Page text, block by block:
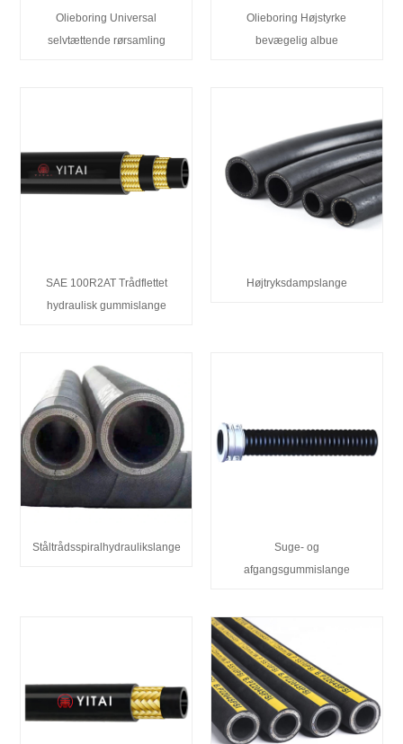
Olieboring Universal
selvtættende rørsamling
Olieboring Højstyrke
bevægelig albue
SAE 100R2AT Trådflettet
hydraulisk gummislange
Højtryksdampslange
Ståltrådsspiralhydraulikslange
Suge- og
afgangsgummislange